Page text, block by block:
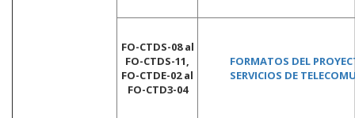
FO-CTDS-08 al
FO-CTDS-11,
FO-CTDE-02 al
FO-CTD3-04
FORMATOS DEL
SERVICIOS DE